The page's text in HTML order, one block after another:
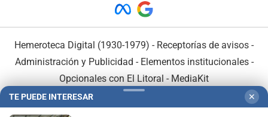
Hemeroteca Digital (1930-1979) - Receptorías de avisos -
Administración y Publicidad - Elementos institucionales-
Opcionales con El Litoral - MediaKit
TE PUEDE INTERESAR ✕